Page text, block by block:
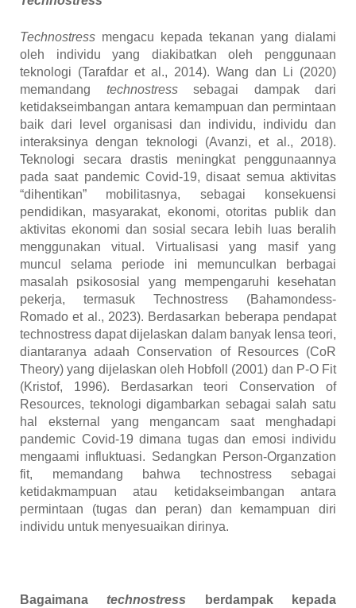
Technostress mengacu kepada tekanan yang dialami
oleh individu yang diakibatkan oleh penggunaan
teknologi (Tarafdar et al., 2014). Wang dan Li (2020)
memandang technostresssebagai dampak dari
ketidakseimbangan antara kemampuan dan permintaan
baik dari level organisasi dan individu, individu dan
interaksinya dengan teknologi (Avanzi, et al., 2018).
Teknologi secara drastis meningkat penggunaannya
pada saat pandemic Covid-19, disaat semua aktivitas
“dihentikan” mobilitasnya, sebagai konsekuensi
pendidikan, masyarakat, ekonomi, otoritas publik dan
aktivitas ekonomi dan sosial secara lebih luas beralih
menggunakan vitual. Virtualisasi yang masif yang
muncul selama periode ini memunculkan berbagai
masalah psikososial yang mempengaruhi kesehatan
pekerja, termasuk Technostress (Bahamondess-
Romado et al., 2023). Berdasarkan beberapa pendapat
technostress dapat dijelaskan dalam banyak lensa teori,
diantaranya adaah Conservation of Resources (CoR
Theory) yang dijelaskan oleh Hobfoll (2001) dan P-O Fit
(Kristof, 1996). Berdasarkan teori Conservation of
Resources, teknologi digambarkan sebagai salah satu
hal eksternal yang mengancam saat menghadapi
pandemic Covid-19 dimana tugas dan emosi individu
mengaami influktuasi. Sedangkan Person-Organzation
fit, memandang bahwa technostress sebagai
ketidakmampuan atau ketidakseimbangan antara
permintaan (tugas dan peran) dan kemampuan diri
individu untuk menyesuaikan dirinya.
Bagaimana technostress berdampak kepada